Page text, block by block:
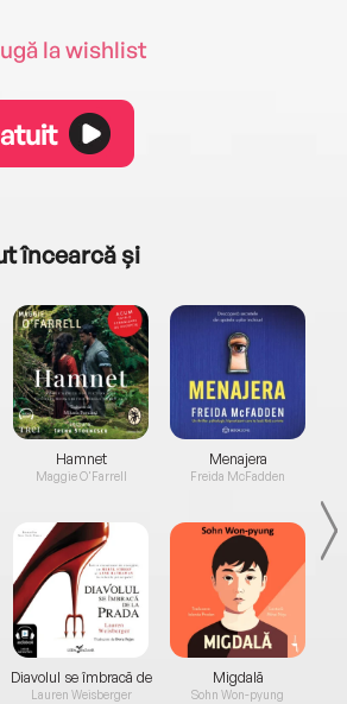
la wishlist
încearcă și
Hamnet
Maggie O'Farrell
Diavolul se îmbracă de
la...
Lauren Weisberger
Menajera
Freida McFadden
Migdală
Sohn Won-pyung